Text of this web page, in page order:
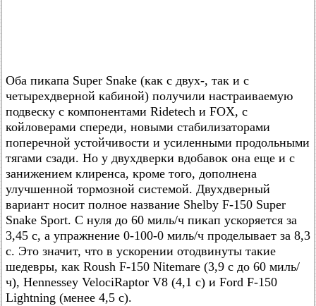
Оба пикапа Super Snake (как с двух-, так и с
четырехдверной кабиной) получили настраиваемую
подвеску с компонентами Ridetech и FOX, с
койловерами спереди, новыми стабилизаторами
поперечной устойчивости и усиленными продольными
тягами сзади. Но у двухдверки вдобавок она еще и с
занижением клиренса, кроме того, дополнена
улучшенной тормозной системой. Двухдверный
вариант носит полное название Shelby F-150 Super
Snake Sport. С нуля до 60 миль/ч пикап ускоряется за
3,45 с, а упражнение 0-100-0 миль/ч проделывает за 8,3
с. Это значит, что в ускорении отодвинуты такие
шедевры, как Roush F-150 Nitemare (3,9 с до 60 миль/
ч), Hennessey VelociRaptor V8 (4,1 с) и Ford F-150
Lightning (менее 4,5 с).